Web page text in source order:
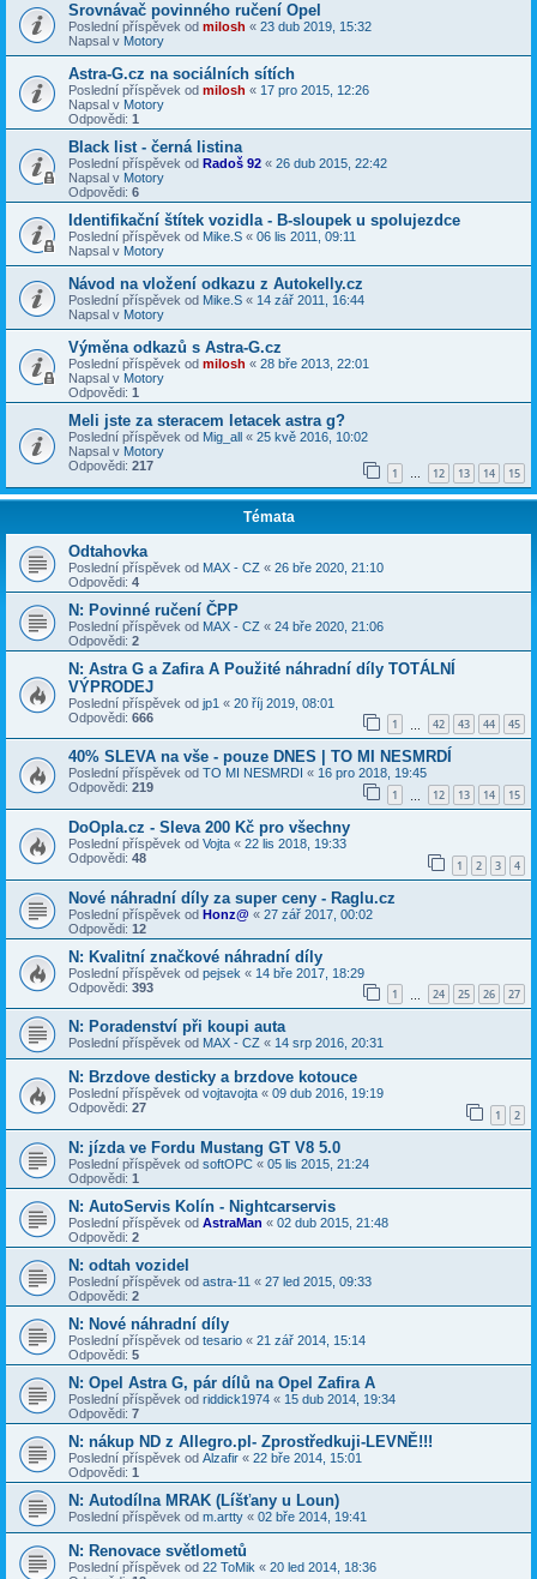
Srovnávač povinného ručení Opel
Poslední příspěvek od milosh « 23 dub 2019, 15:32
Napsal v Motory
Astra-G.cz na sociálních sítích
Poslední příspěvek od milosh « 17 pro 2015, 12:26
Napsal v Motory
Odpovědi: 1
Black list - černá listina
Poslední příspěvek od Radoš 92 « 26 dub 2015, 22:42
Napsal v Motory
Odpovědi: 6
Identifikační štítek vozidla - B-sloupek u spolujezdce
Poslední příspěvek od Mike.S « 06 lis 2011, 09:11
Napsal v Motory
Návod na vložení odkazu z Autokelly.cz
Poslední příspěvek od Mike.S « 14 zář 2011, 16:44
Napsal v Motory
Výměna odkazů s Astra-G.cz
Poslední příspěvek od milosh « 28 bře 2013, 22:01
Napsal v Motory
Odpovědi: 1
Meli jste za steracem letacek astra g?
Poslední příspěvek od Mig_all « 25 kvě 2016, 10:02
Napsal v Motory
Odpovědi: 217 1 … 12 13 14 15
Témata
Odtahovka
Poslední příspěvek od MAX - CZ « 26 bře 2020, 21:10
Odpovědi: 4
N: Povinné ručení ČPP
Poslední příspěvek od MAX - CZ « 24 bře 2020, 21:06
Odpovědi: 2
N: Astra G a Zafira A Použité náhradní díly TOTÁLNÍ
VÝPRODEJ
Poslední příspěvek od jp1 « 20 říj 2019, 08:01
Odpovědi: 666 1 42 43 44 45
40% SLEVA na vše - pouze DNES | TO MI NESMRDÍ
Poslední příspěvek od TO MI NESMRDI « 16 pro 2018, 19:45
Odpovědi: 219 1 12 13 14 15
DoOpla.cz - Sleva 200 Kč pro všechny
Poslední příspěvek od Vojta « 22 lis 2018, 19:33
Odpovědi: 48 1 2 3 4
Nové náhradní díly za super ceny - Raglu.cz
Poslední příspěvek od Honz@ « 27 zář 2017, 00:02
Odpovědi: 12
N: Kvalitní značkové náhradní díly
Poslední příspěvek od pejsek « 14 bře 2017, 18:29
Odpovědi: 393 1 24 25 26 27
N: Poradenství při koupi auta
Poslední příspěvek od MAX - CZ « 14 srp 2016, 20:31
N: Brzdove desticky a brzdove kotouce
Poslední příspěvek od vojtavojta « 09 dub 2016, 19:19
Odpovědi: 27 1 2
N: jízda ve Fordu Mustang GT V8 5.0
Poslední příspěvek od softOPC « 05 lis 2015, 21:24
Odpovědi: 1
N: AutoServis Kolín - Nightcarservis
Poslední příspěvek od AstraMan « 02 dub 2015, 21:48
Odpovědi: 2
N: odtah vozidel
Poslední příspěvek od astra-11 « 27 led 2015, 09:33
Odpovědi: 2
N: Nové náhradní díly
Poslední příspěvek od tesario « 21 zář 2014, 15:14
Odpovědi: 5
N: Opel Astra G, pár dílů na Opel Zafira A
Poslední příspěvek od riddick1974 « 15 dub 2014, 19:34
Odpovědi: 7
N: nákup ND z Allegro.pl- Zprostředkuji-LEVNĚ!!!
Poslední příspěvek od Alzafir « 22 bře 2014, 15:01
Odpovědi: 1
N: Autodílna MRAK (Líšťany u Loun)
Poslední příspěvek od m.artty « 02 bře 2014, 19:41
N: Renovace světlometů
Poslední příspěvek od 22 ToMik « 20 led 2014, 18:36